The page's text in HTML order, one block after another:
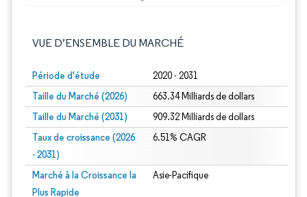
VUE D’ENSEMBLE DU MARCHÉ
Période d'étude 2020 - 2031
Taille du Marché (2026) 663.34 Milliards de dollars
Taille du Marché (2031) 909.32 Milliards de dollars
Taux de croissance (2026
- 2031)
6.51% CAGR
Marché à la Croissance la
Plus Rapide
Asie-Pacifique